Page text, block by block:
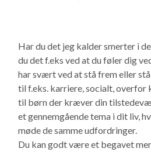
Har du det jeg kalder smerter i
du det f.eks ved at du føler dig
har svært ved at stå frem eller
til f.eks. karriere, socialt,
til børn der kræver din
et gennemgående tema i dit liv,
møde de samme udfordringer.
Du kan godt være et begavet